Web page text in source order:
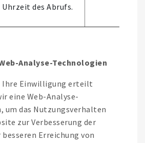
Uhrzeit des Abrufs.
Analyse-Technologien
Ihre Einwilligung erteilt
eine Web-Analyse-
um das Nutzungsverhalten
zur Verbesserung der
Erreichung von